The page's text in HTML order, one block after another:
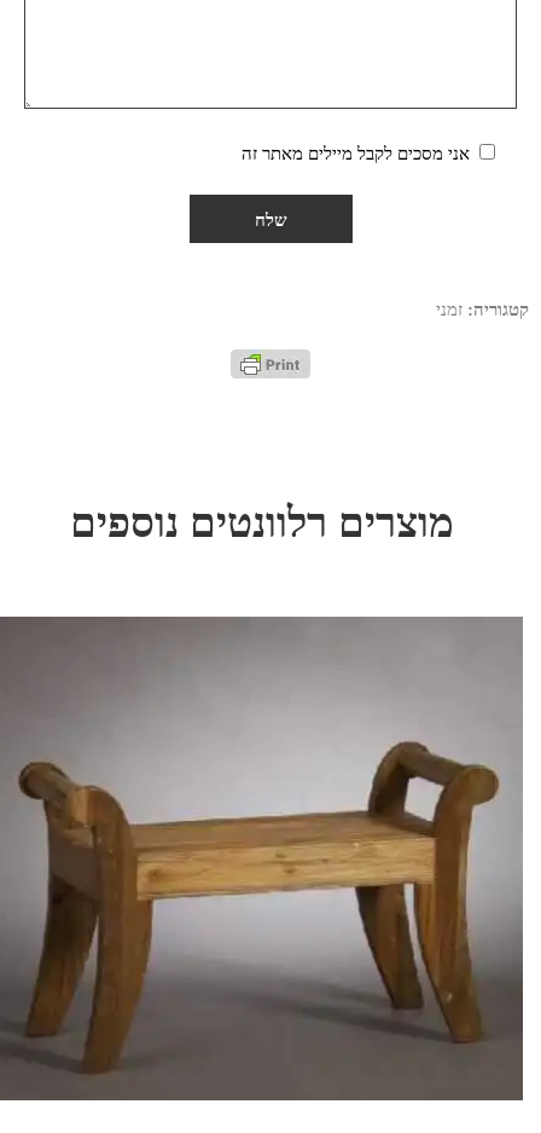
אני מסכים לקבל מיילים מאתר זה
קטגוריה: זמני
מוצרים רלוונטים נוספים